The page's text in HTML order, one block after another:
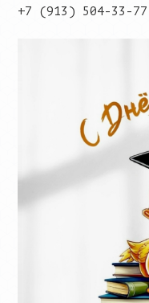
+7 (913) 504-33-77